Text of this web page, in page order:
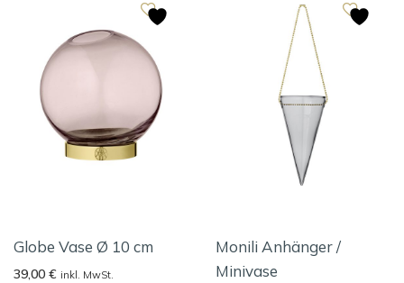
Globe Vase Ø 10 cm
39,00 € inkl. MwSt.
Monili Anhänger /
Minivase